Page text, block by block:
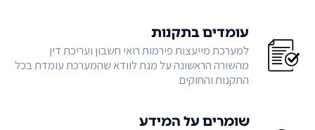
עומדים בתקנות
למערכת מייעצות פירמות רואי חשבון ועריכת דין
מהשורה הראשונה על מנת לוודא שהמערכת עומדת בכל
התקנות והחוקים
שומרים על המידע